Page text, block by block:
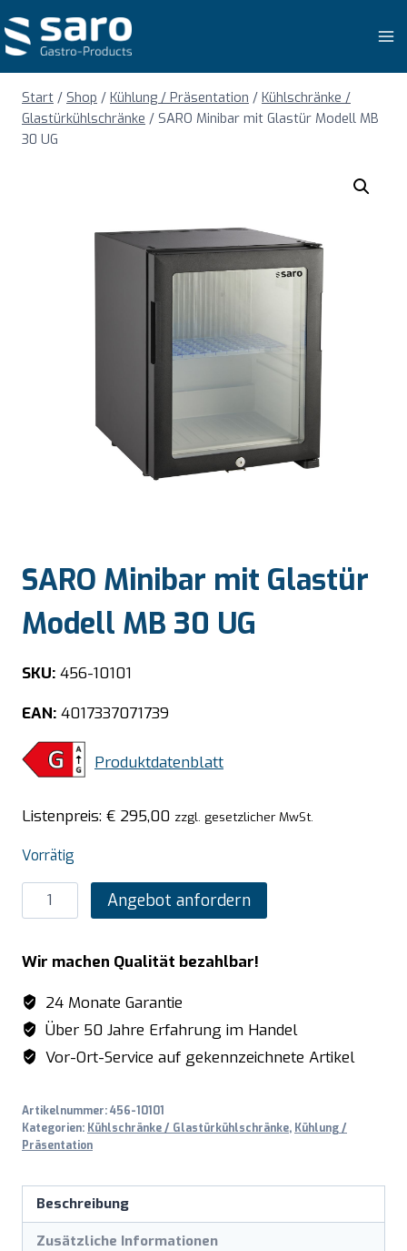
Inhalt
springen
Start / Shop / Kühlung / Präsentation / Kühlschränke /
Glastürkühlschränke / SARO Minibar mit Glastür Modell MB
30 UG
SARO Minibar mit Glastür
Modell MB 30 UG
SKU: 456-10101
EAN: 4017337071739
Produktdatenblatt
Listenpreis: € 295,00 zzgl. gesetzlicher MwSt.
Vorrätig
SARO
Minibar
Glastür
Modell
MB
30
UG
Angebot anfordern
Wir machen Qualität bezahlbar!
24 Monate Garantie
Über 50 Jahre Erfahrung im Handel
Vor-Ort-Service auf gekennzeichnete Artikel
Artikelnummer:456-10101
Kategorien: Kühlschränke / Glastürkühlschränke, Kühlung /
Präsentation
Beschreibung
Zusätzliche Informationen